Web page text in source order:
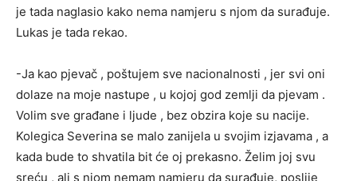
je tada naglasio kako nema namjeru s njom da surađuje.
Lukas je tada rekao.
-Ja kao pjevač , poštujem sve nacionalnosti , jer svi oni
dolaze na moje nastupe , u kojoj god zemlji da pjevam .
Volim sve građane i ljude , bez obzira koje su nacije.
Kolegica Severina se malo zanijela u svojim izjavama , a
kada bude to shvatila bit će oj prekasno. Želim joj svu
sreću , ali s njom nemam namjeru da surađuje, poslije